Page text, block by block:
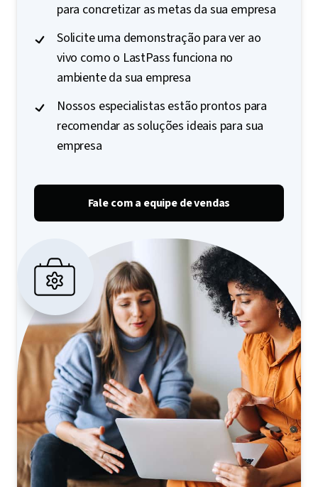
para concretizar as metas da sua empresa
Solicite uma demonstração para ver ao
vivo como o LastPass funciona no
ambiente da sua empresa
Nossos especialistas estão prontos para
recomendar as soluções ideais para sua
empresa
Fale com a equipe de vendas